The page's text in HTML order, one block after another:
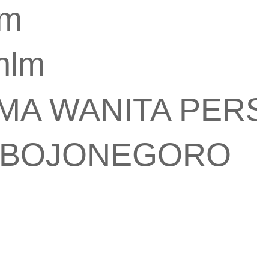
WANITA